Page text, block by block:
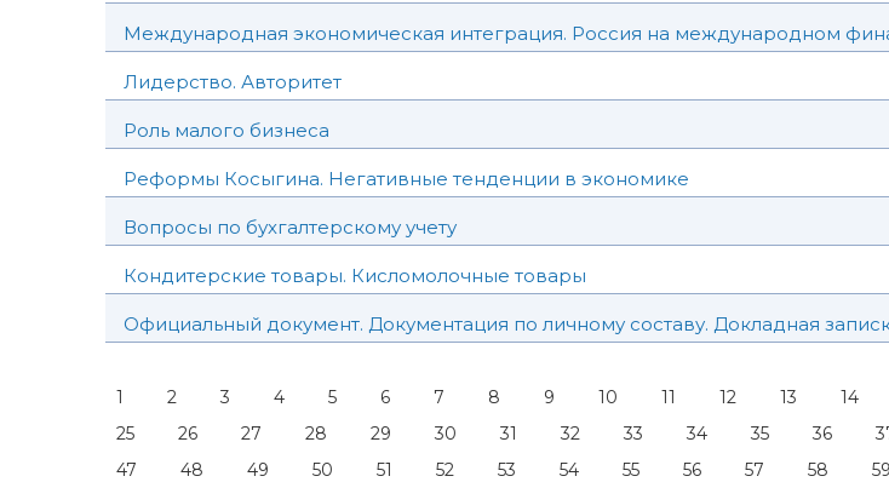
Международная экономическая интеграция. Россия на международном
Лидерство. Авторитет
Роль малого бизнеса
Реформы Косыгина. Негативные тенденции в экономике
Вопросы по бухгалтерскому учету
Кондитерские товары. Кисломолочные товары
Официальный документ. Документация по личному составу. Докладная
1 2 3 4 5 6 7 8 9 10 11 12 13 14
25
26 27 28 29 30 31 32 33 34 35 36
47
48 49 50 51 52 53 54 55 56 57 58 59